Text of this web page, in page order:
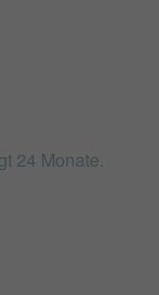
24 Monate.